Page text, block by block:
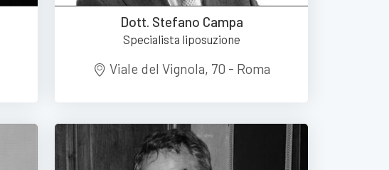
Dott. Stefano Campa
Specialista liposuzione
Viale del Vignola, 70 - Roma